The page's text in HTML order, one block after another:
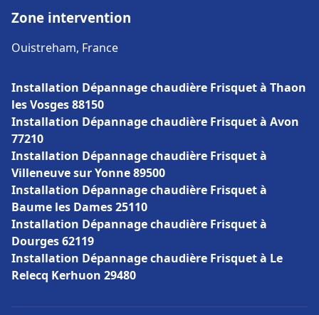
Zone intervention
Ouistreham, France
Installation Dépannage chaudière Frisquet à Thaon
les Vosges 88150
Installation Dépannage chaudière Frisquet à Avon
77210
Installation Dépannage chaudière Frisquet à
Villeneuve sur Yonne 89500
Installation Dépannage chaudière Frisquet à
Baume les Dames 25110
Installation Dépannage chaudière Frisquet à
Dourges 62119
Installation Dépannage chaudière Frisquet à Le
Relecq Kerhuon 29480